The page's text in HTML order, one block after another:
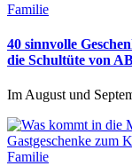
Familie
40 sinnvolle
die Schultüte von
Im August und
Familie